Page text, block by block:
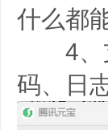
什么都
4、支
码、日